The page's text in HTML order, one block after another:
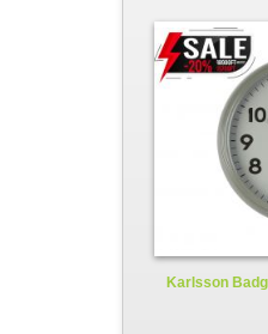
Karlsson